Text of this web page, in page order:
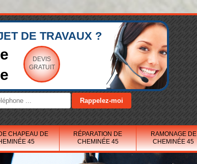
DE TRAVAUX ?
DEVIS
GRATUIT
CHAPEAU DE
45
RÉPARATION DE
CHEMINÉE 45
RAMONAGE DE
CHEMINÉE 45